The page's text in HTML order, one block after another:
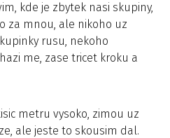
kde je zbytek nasi skupiny,
za mnou, ale nikoho uz
rusu, nekoho
me, zase tricet kroku a
metru vysoko, zimou uz
ale jeste to skousim dal.